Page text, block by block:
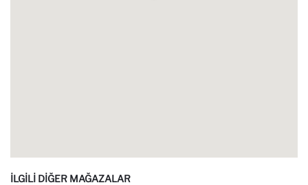
İLGİLİ DİĞER MAĞAZALAR